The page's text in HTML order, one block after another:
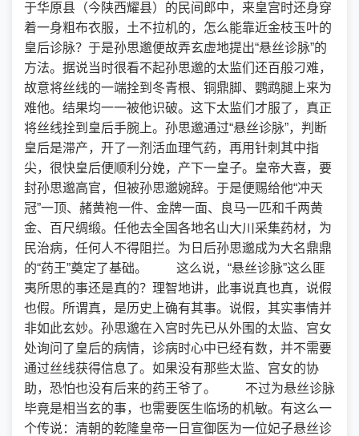
于华原县（今陕西耀县）的民间郎中，来皇宫时还身穿
着一身粗布衣服，土不拉机的，怎么能靠近金枝玉叶的
皇后诊脉？于是孙思邈便故弄玄虚地提出“悬丝诊脉”的
方法。据说当时很看不起孙思邈的太监们还百般刁难，
故意将丝线的一端拴到冬青根、铜鼎脚、鹦鹉腿上来为
难他。结果均一一被他识破。这下太监们才服了，真正
将丝线拴到皇后手腕上。孙思邈通过“悬丝诊脉”，判断
皇后是滞产，开了一剂活血理气药，再用针刺其中指
尖，很快皇后便顺利分娩，产下一皇子。皇帝大喜，要
封孙思邈高官，但被孙思邈婉辞。于是便赐给他“冲天
冠”一顶、赭黄袍一件、金牌一面、良马一匹和千两黄
金、百尺绸缎。任他去全国各地名山大川采集药材，为
民治病，任何人不得阻拦。为日后孙思邈成为大名鼎鼎
的“药王”奠定了基础。 这么说，“悬丝诊脉”这么匪
夷所思的事还是真的？理智地讲，此事说真也真，说假
也假。所谓真，是历史上确有其事。说假，其实事情并
非如此玄妙。孙思邈在入宫时先已从外围的太监、宫女
处询问了皇后的病情，诊病时心中已经有数，并不需要
通过丝线获得信息了。如果没有那些太监、宫女的协
助，恐怕也没有后来的药王爷了。 不过为悬丝诊脉
毕竟是相当玄的事，也需要医生临场的机敏。有这么一
个传说：清朝的乾隆皇帝一日宣御医为一位妃子悬丝诊